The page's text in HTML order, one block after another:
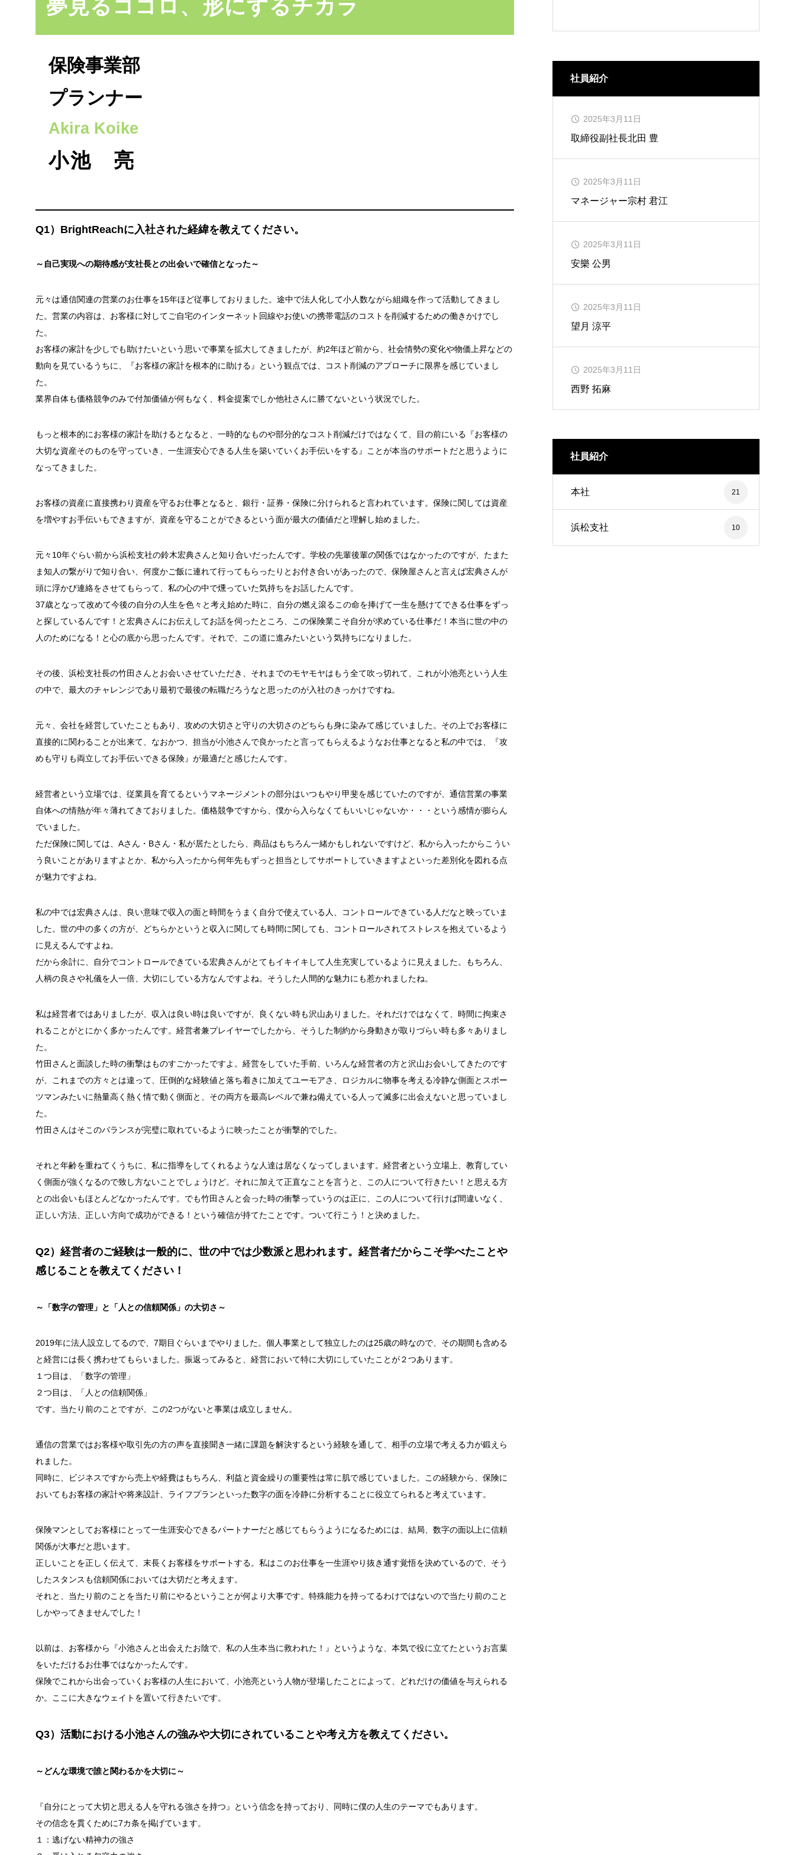
法人のお客様
夢見るココロ、形にするチカラ
保険事業部
プランナー
Akira Koike
小池 亮
Q1）BrightReachに入社された経緯を教えてください。
～自己実現への期待感が支社長との出会いで確信となった～
元々は通信関連の営業のお仕事を15年ほど従事しておりました。途中で法人化して小人数ながら組織を作って活動してきまし
た。営業の内容は、お客様に対してご自宅のインターネット回線やお使いの携帯電話のコストを削減するための働きかけでし
た。
お客様の家計を少しでも助けたいという思いで事業を拡大してきましたが、約2年ほど前から、社会情勢の変化や物価上昇などの
動向を見ているうちに、『お客様の家計を根本的に助ける』という観点では、コスト削減のアプローチに限界を感じていまし
た。
業界自体も価格競争のみで付加価値が何もなく、料金提案でしか他社さんに勝てないという状況でした。
もっと根本的にお客様の家計を助けるとなると、一時的なものや部分的なコスト削減だけではなくて、目の前にいる『お客様の
大切な資産そのものを守っていき、一生涯安心できる人生を築いていくお手伝いをする』ことが本当のサポートだと思うように
なってきました。
お客様の資産に直接携わり資産を守るお仕事となると、銀行・証券・保険に分けられると言われています。保険に関しては資産
を増やすお手伝いもできますが、資産を守ることができるという面が最大の価値だと理解し始めました。
元々10年ぐらい前から浜松支社の鈴木宏典さんと知り合いだったんです。学校の先輩後輩の関係ではなかったのですが、たまた
ま知人の繋がりで知り合い、何度かご飯に連れて行ってもらったりとお付き合いがあったので、保険屋さんと言えば宏典さんが
頭に浮かび連絡をさせてもらって、 私の心の中で燻っていた気持ちをお話したんです。
37歳となって改めて今後の自分の人生を色々と考え始めた時に、自分の燃え滾るこの命を捧げて一生を懸けてできる仕事をずっ
と探しているんです！と宏典さんにお伝えしてお話を伺ったところ、この保険業こそ自分が求めている仕事だ！本当に世の中の
人のためになる！と心の底から思ったんです。それで、この道に進みたいという気持ちになりました。
その後、浜松支社長の竹田さんとお会いさせていただき、それまでのモヤモヤはもう全て吹っ切れて、これが小池亮という人生
の中で、最大のチャレンジであり最初で最後の転職だろうなと思ったのが入社のきっかけですね。
元々、会社を経営していたこともあり、攻めの大切さと守りの大切さのどちらも身に染みて感じていました。その上でお客様に
直接的に関わることが出来て、なおかつ、担当が小池さんで良かったと言ってもらえるようなお仕事となると私の中では、『攻
めも守りも両立してお手伝いできる保険』が最適だと感じたんです。
経営者という立場では、従業員を育てるというマネージメントの部分はいつもやり甲斐を感じていたのですが、通信営業の事業
自体への情熱が年々薄れてきておりました。価格競争ですから、僕から入らなくてもいいじゃないか・・・という感情が膨らん
でいました。
ただ保険に関しては、Aさん・Bさん・私が居たとしたら、商品はもちろん一緒かもしれないですけど、私から入ったからこうい
う良いことがありますよとか、私から入ったから何年先もずっと担当としてサポートしていきますよといった差別化を図れる点
が魅力ですよね。
私の中では宏典さんは、良い意味で収入の面と時間をうまく自分で使えている人、コントロールできている人だなと映っていま
した。 世の中の多くの方が、どちらかというと収入に関しても時間に関しても、コントロールされてストレスを抱えているよう
に見えるんですよね。
だから余計に、自分でコントロールできている宏典さんがとてもイキイキして人生充実しているように見えました。もちろん、
人柄の良さや礼儀を人一倍、大切にしている方なんですよね。そうした人間的な魅力にも惹かれましたね。
私は経営者ではありましたが、収入は良い時は良いですが、良くない時も沢山ありました。それだけではなくて、時間に拘束さ
れることがとにかく多かったんです。 経営者兼プレイヤーでしたから、そうした制約から身動きが取りづらい時も多々ありまし
た。
竹田さんと面談した時の衝撃はものすごかったですよ。 経営をしていた手前、いろんな経営者の方と沢山お会いしてきたのです
が、これまでの方々とは違って、圧倒的な経験値と落ち着きに加えてユーモアさ、ロジカルに物事を考える冷静な側面とスポー
ツマンみたいに熱量高く熱く情で動く側面と、その両方を最高レベルで兼ね備えている人って滅多に出会えないと思っていまし
た。
竹田さんはそこのバランスが完璧に取れているように映ったことが衝撃的でした。
それと年齢を重ねてくうちに、私に指導をしてくれるような人達は居なくなってしまいます。経営者という立場上、教育してい
く側面が強くなるので致し方ないことでしょうけど。 それに加えて正直なことを言うと、この人について行きたい！と思える方
との出会いもほとんどなかったんです。でも竹田さんと会った時の衝撃っていうのは正に、この人について行けば間違いなく、
正しい方法、正しい方向で成功ができる！という確信が持てたことです。ついて行こう！と決めました。
Q2）経営者のご経験は一般的に、世の中では少数派と思われます。経営者だからこそ学べたことや
感じることを教えてください！
～「数字の管理」と「人との信頼関係」の大切さ～
2019年に法人設立してるので、7期目ぐらいまでやりました。個人事業として独立したのは25歳の時なので、その期間も含める
と経営には長く携わせてもらいました。 振返ってみると、経営において特に大切にしていたことが２つあります。
１つ目は、「数字の管理」
２つ目は、「人との信頼関係」
です。当たり前のことですが、この2つがないと事業は成立しません。
通信の営業ではお客様や取引先の方の声を直接聞き一緒に課題を解決するという経験を通して、相手の立場で考える力が鍛えら
れました。
同時に、ビジネスですから売上や経費はもちろん、利益と資金繰りの重要性は常に肌で感じていました。この経験から、保険に
おいてもお客様の家計や将来設計、ライフプランといった数字の面を冷静に分析することに役立てられると考えています。
保険マンとしてお客様にとって一生涯安心できるパートナーだと感じてもらうようになるためには、結局、数字の面以上に信頼
関係が大事だと思います。
正しいことを正しく伝えて、末長くお客様をサポートする。私はこのお仕事を一生涯やり抜き通す覚悟を決めているので、そう
したスタンスも信頼関係においては大切だと考えます。
それと、当たり前のことを当たり前にやるということが何より大事です。特殊能力を持ってるわけではないので当たり前のこと
しかやってきませんでした！
以前は、お客様から『小池さんと出会えたお陰で、私の人生本当に救われた！』というような、本気で役に立てたというお言葉
をいただけるお仕事ではなかったんです。
保険でこれから出会っていくお客様の人生において、小池亮という人物が登場したことによって、どれだけの価値を与えられる
か。ここに大きなウェイトを置いて行きたいです。
Q3）活動における小池さんの強みや大切にされていることや考え方を教えてください。
～どんな環境で誰と関わるかを大切に～
『自分にとって大切と思える人を守れる強さを持つ』という信念を持っており、同時に僕の人生のテーマでもあります。
その信念を貫くために7カ条を掲げています。
１：逃げない精神力の強さ
社員紹介
取締役副社長北田 豊
2025年3月11日
マネージャー宗村 君江
2025年3月11日
安樂 公男
2025年3月11日
望月 涼平
2025年3月11日
西野 拓麻
2025年3月11日
社員紹介
本社 21
浜松支社 10